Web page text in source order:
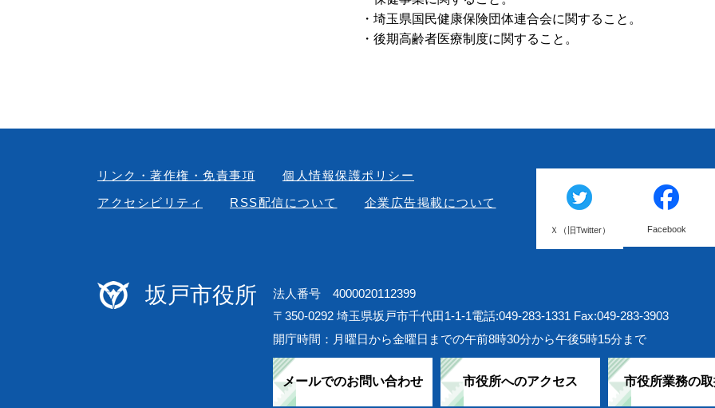
・埼玉県国民健康保険団体連合会に関すること。
・後期高齢者医療制度に関すること。
リンク・著作権・免責事項
個人情報保護ポリシー
アクセシビリティ
RSS配信について 企業広告掲載について
Ｘ（旧Twitter） Facebook
坂戸市役所
法人番号 4000020112399
〒350-0292 埼玉県坂戸市千代田1-1-1電話:049-283-1331 Fax:049-283-3903
開庁時間：月曜日から金曜日までの午前8時30分から午後5時15分まで
メールでのお問い合わせ 市役所へのアクセス 市役所業務の